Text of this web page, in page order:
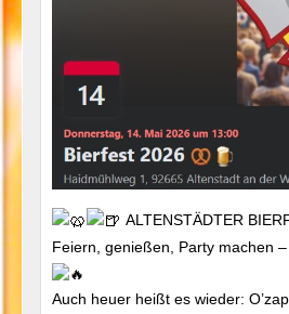
ALTENSTÄDTER
Feiern, genießen, Party machen
Auch heuer heißt es wieder: